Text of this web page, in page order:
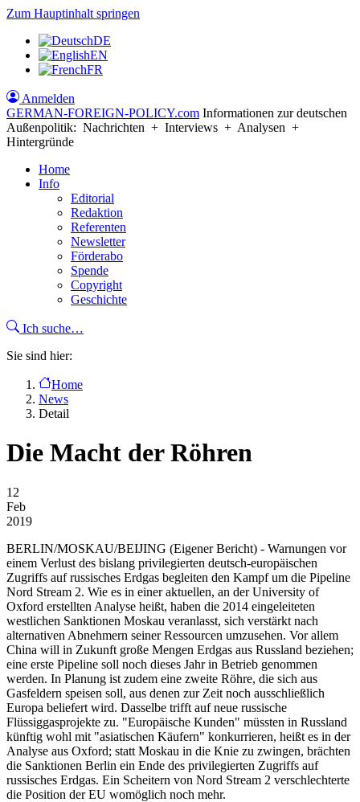
Zum Hauptinhalt springen
DE
EN
FR
Anmelden
GERMAN-FOREIGN-POLICY.com Informationen zur deutschen
Außenpolitik: Nachrichten + Interviews + Analysen +
Hintergründe
Home
Info
Editorial
Redaktion
Referenten
Newsletter
Förderabo
Spende
Copyright
Geschichte
Ich suche…
Sie sind hier:
Home
News
Detail
Die Macht der Röhren
12
Feb
2019
BERLIN/MOSKAU/BEIJING (Eigener Bericht) - Warnungen vor
einem Verlust des bislang privilegierten deutsch-europäischen
Zugriffs auf russisches Erdgas begleiten den Kampf um die Pipeline
Nord Stream 2. Wie es in einer aktuellen, an der University of
Oxford erstellten Analyse heißt, haben die 2014 eingeleiteten
westlichen Sanktionen Moskau veranlasst, sich verstärkt nach
alternativen Abnehmern seiner Ressourcen umzusehen. Vor allem
China will in Zukunft große Mengen Erdgas aus Russland beziehen;
eine erste Pipeline soll noch dieses Jahr in Betrieb genommen
werden. In Planung ist zudem eine zweite Röhre, die sich aus
Gasfeldern speisen soll, aus denen zur Zeit noch ausschließlich
Europa beliefert wird. Dasselbe trifft auf neue russische
Flüssiggasprojekte zu. "Europäische Kunden" müssten in Russland
künftig wohl mit "asiatischen Käufern" konkurrieren, heißt es in der
Analyse aus Oxford; statt Moskau in die Knie zu zwingen, brächten
die Sanktionen Berlin ein Ende des privilegierten Zugriffs auf
russisches Erdgas. Ein Scheitern von Nord Stream 2 verschlechterte
die Position der EU womöglich noch mehr.